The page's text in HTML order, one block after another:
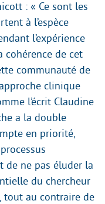
: « Ce sont les
à l’espèce
l’expérience
cohérence de cet
communauté de
clinique
l’écrit Claudine
a la double
en priorité,
de ne pas éluder la
du chercheur
tout au contraire de